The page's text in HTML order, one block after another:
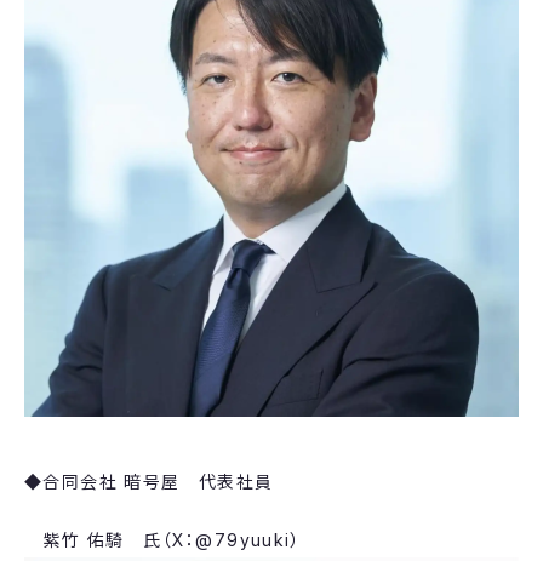
◆​合同会社 暗号屋 ​代表社員
​紫竹 佑騎 氏（X：@79yuuki）